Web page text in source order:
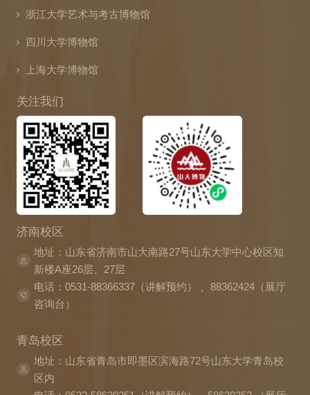
浙江大学艺术与考古博物馆
四川大学博物馆
上海大学博物馆
关注我们
济南校区
地址：山东省济南市山大南路27号山东大学中心校区知
新楼A座26层、27层
电话：0531-88366337（讲解预约） 、88362424（展厅
咨询台）
青岛校区
地址：山东省青岛市即墨区滨海路72号山东大学青岛校
区内